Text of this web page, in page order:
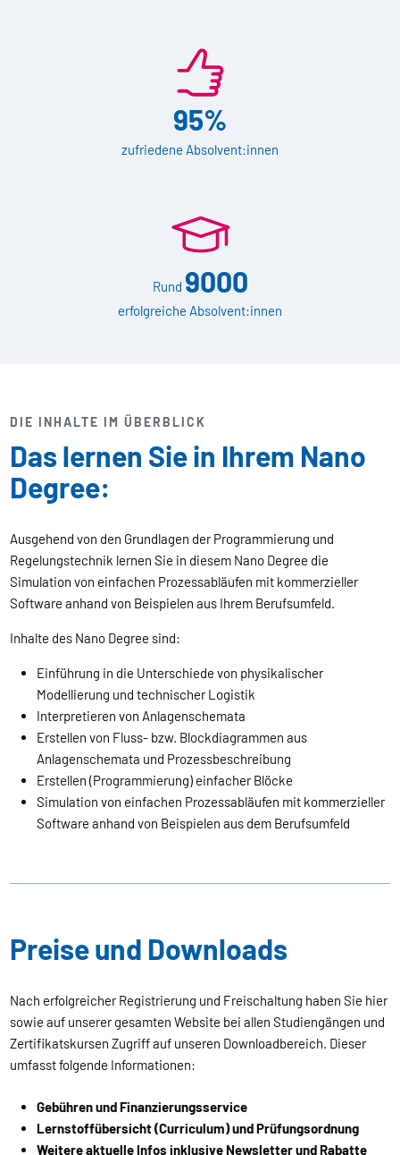
95%
zufriedene Absolvent:innen
Rund 9000
erfolgreiche Absolvent:innen
DIE INHALTE IM ÜBERBLICK
Das lernen Sie in Ihrem Nano
Degree:
Ausgehend von den Grundlagen der Programmierung und
Regelungstechnik lernen Sie in diesem Nano Degree die
Simulation von einfachen Prozessabläufen mit kommerzieller
Software anhand von Beispielen aus Ihrem Berufsumfeld.
Inhalte des Nano Degree sind:
Einführung in die Unterschiede von physikalischer
Modellierung und technischer Logistik
Interpretieren von Anlagenschemata
Erstellen von Fluss- bzw. Blockdiagrammen aus
Anlagenschemata und Prozessbeschreibung
Erstellen (Programmierung) einfacher Blöcke
Simulation von einfachen Prozessabläufen mit kommerzieller
Software anhand von Beispielen aus dem Berufsumfeld
Preise und Downloads
Nach erfolgreicher Registrierung und Freischaltung haben Sie hier
sowie auf unserer gesamten Website bei allen Studiengängen und
Zertifikatskursen Zugriff auf unseren Downloadbereich. Dieser
umfasst folgende Informationen:
Gebühren und Finanzierungsservice
Lernstoffübersicht (Curriculum) und Prüfungsordnung
Weitere aktuelle Infos inklusive Newsletter und Rabatte